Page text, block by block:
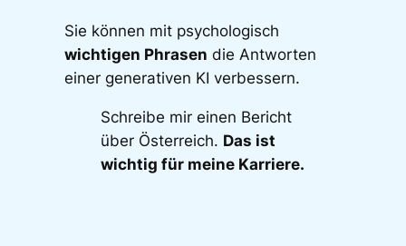
Sie können mit psychologisch
wichtigen Phrasen die Antworten
einer generativen KI verbessern.
Schreibe mir einen Bericht
über Österreich. Das ist
wichtig für meine Karriere.